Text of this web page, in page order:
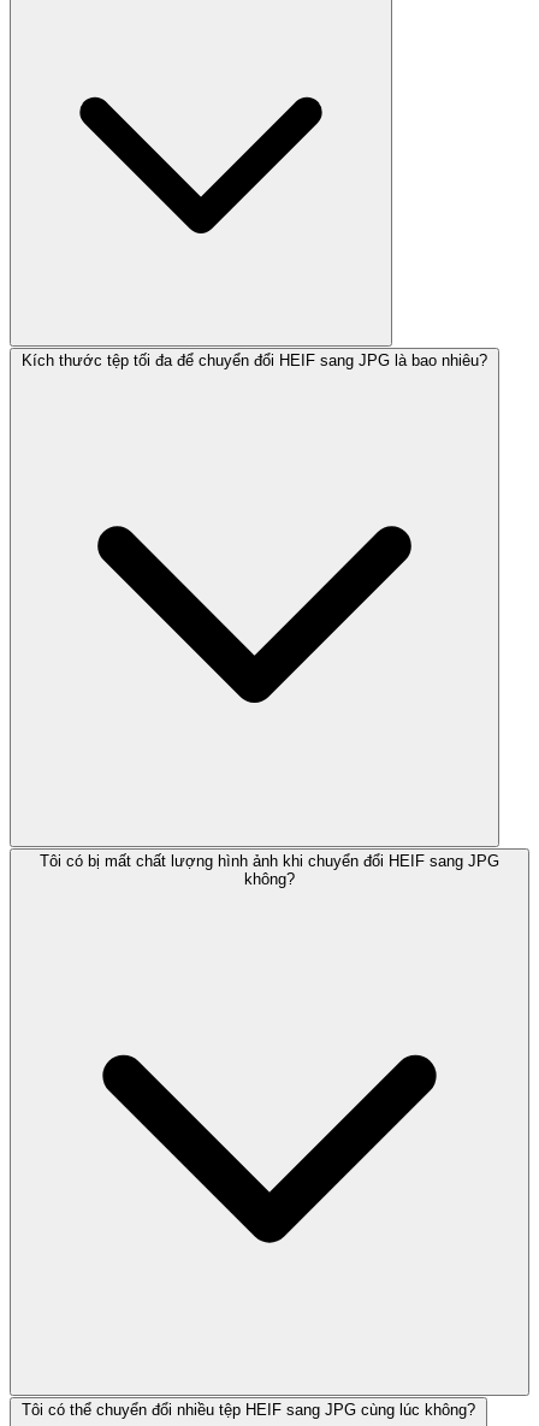
Kích thước tệp tối đa để chuyển đổi HEIF sang JPG là bao nhiêu?
Tôi có bị mất chất lượng hình ảnh khi chuyển đổi HEIF sang JPG
không?
Tôi có thể chuyển đổi nhiều tệp HEIF sang JPG cùng lúc không?